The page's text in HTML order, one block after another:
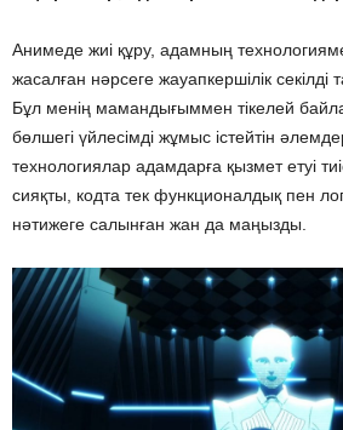
Анимеде жиі құру, адамның
жасалған нәрсеге жауапкершілік секілді
Бұл менің мамандығыммен тікелей
бөлшегі үйлесімді жұмыс істейтін
технологиялар адамдарға қызмет етуі
сияқты, кодта тек функционалдық пен
нәтижеге салынған жан да маңызды.